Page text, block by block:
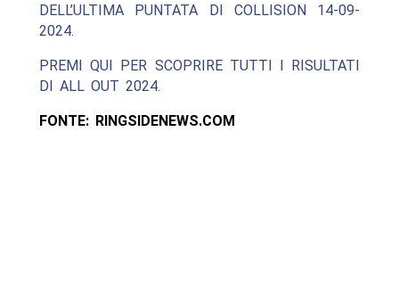
DELL’ULTIMA PUNTATA DI COLLISION 14-09-
2024.
PREMI QUI PER SCOPRIRE TUTTI I RISULTATI
DI ALL OUT 2024.
FONTE: RINGSIDENEWS.COM